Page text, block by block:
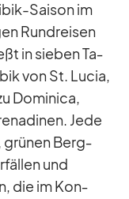
Sai­son im
Rund­rei­sen
in sie­ben Ta­
von St. Lu­cia,
Do­mi­nica,
Jede
grü­nen Berg­
und
die im Kon­